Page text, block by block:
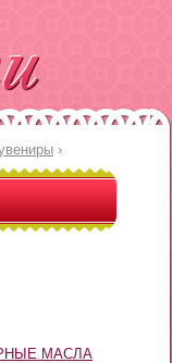
›
МАСЛА